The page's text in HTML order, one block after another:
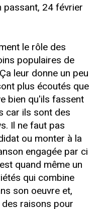
passant, 24 février
le rôle des
populaires de
leur donne un peu
plus écoutés que
bien qu'ils fassent
car ils sont des
Il ne faut pas
ou monter à la
engagée par ci
quand même un
qui combine
son oeuvre et,
raisons pour